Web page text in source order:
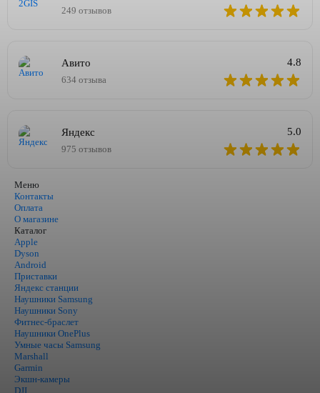
249 отзывов
Авито
634 отзыва
4.8
Яндекс
975 отзывов
5.0
Меню
Контакты
Оплата
О магазине
Каталог
Apple
Dyson
Android
Приставки
Яндекс станции
Наушники Samsung
Наушники Sony
Фитнес-браслет
Наушники OnePlus
Умные часы Samsung
Marshall
Garmin
Экшн-камеры
DJI